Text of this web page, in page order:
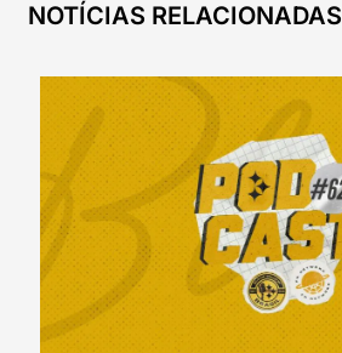
NOTÍCIAS RELACIONADAS